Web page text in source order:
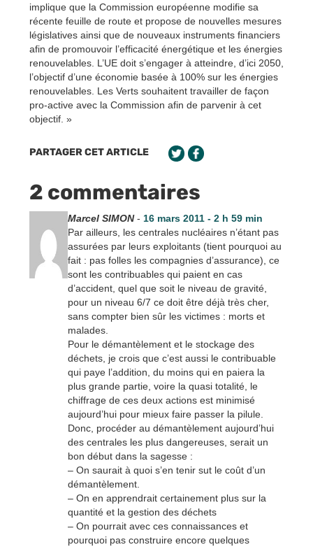
implique que la Commission européenne modifie sa
récente feuille de route et propose de nouvelles mesures
législatives ainsi que de nouveaux instruments financiers
afin de promouvoir l’efficacité énergétique et les énergies
renouvelables. L’UE doit s’engager à atteindre, d’ici 2050,
l’objectif d’une économie basée à 100% sur les énergies
renouvelables. Les Verts souhaitent travailler de façon
pro-active avec la Commission afin de parvenir à cet
objectif. »
PARTAGER CET ARTICLE
2 commentaires
Marcel SIMON- 16 mars 2011 - 2 h 59 min
Par ailleurs, les centrales nucléaires n’étant pas
assurées par leurs exploitants (tient pourquoi au
fait : pas folles les compagnies d’assurance), ce
sont les contribuables qui paient en cas
d’accident, quel que soit le niveau de gravité,
pour un niveau 6/7 ce doit être déjà très cher,
sans compter bien sûr les victimes : morts et
malades.
Pour le démantèlement et le stockage des
déchets, je crois que c’est aussi le contribuable
qui paye l’addition, du moins qui en paiera la
plus grande partie, voire la quasi totalité, le
chiffrage de ces deux actions est minimisé
aujourd’hui pour mieux faire passer la pilule.
Donc, procéder au démantèlement aujourd’hui
des centrales les plus dangereuses, serait un
bon début dans la sagesse :
– On saurait à quoi s’en tenir sut le coût d’un
démantèlement.
– On en apprendrait certainement plus sur la
quantité et la gestion des déchets
– On pourrait avec ces connaissances et
pourquoi pas construire encore quelques